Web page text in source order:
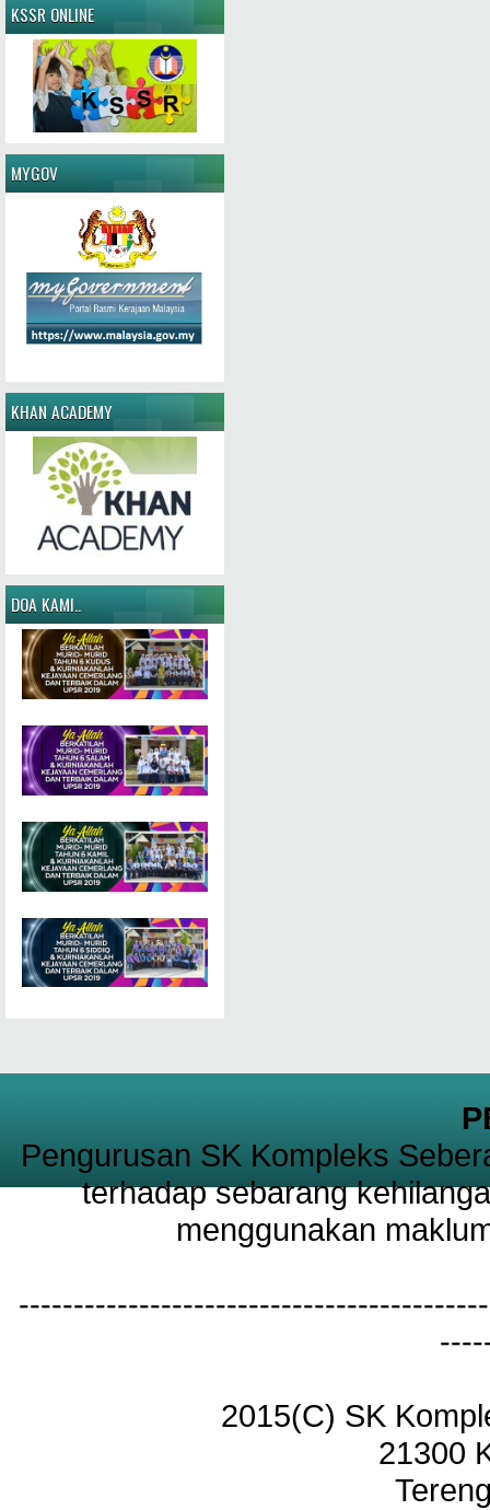
KSSR ONLINE
MYGOV
KHAN ACADEMY
DOA KAMI..
Pengurusan SK Kompleks
terhadap sebarang
menggunakan
2015(C) SK
21300